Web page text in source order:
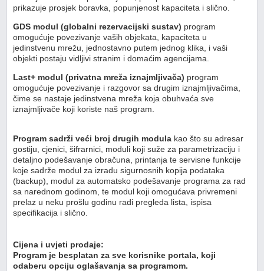
prikazuje prosjek boravka, popunjenost kapaciteta i slično.
GDS modul (globalni rezervacijski sustav) program
omogućuje povezivanje vaših objekata, kapaciteta u
jedinstvenu mrežu, jednostavno putem jednog klika, i vaši
objekti postaju vidljivi stranim i domaćim agencijama.
Last+ modul (privatna mreža iznajmljivača) program
omogućuje povezivanje i razgovor sa drugim iznajmljivačima,
čime se nastaje jedinstvena mreža koja obuhvaća sve
iznajmljivače koji koriste naš program.
Program sadrži veći broj drugih modula kao što su adresar
gostiju, cjenici, šifrarnici, moduli koji suže za parametrizaciju i
detaljno podešavanje obračuna, printanja te servisne funkcije
koje sadrže modul za izradu sigurnosnih kopija podataka
(backup), modul za automatsko podešavanje programa za rad
sa narednom godinom, te modul koji omogućava privremeni
prelaz u neku prošlu godinu radi pregleda lista, ispisa
specifikacija i slično.
Cijena i uvjeti prodaje:
Program je besplatan za sve korisnike portala, koji
odaberu opciju oglašavanja sa programom.